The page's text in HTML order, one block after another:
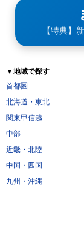
【特典】
▼地域で探す
首都圏
北海道・東北
関東甲信越
中部
近畿・北陸
中国・四国
九州・沖縄